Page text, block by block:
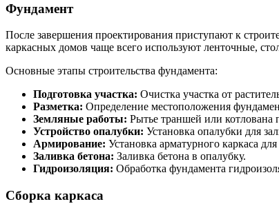
Фундамент
После завершения проектирования приступают к
каркасных домов чаще всего используют ленточные,
Основные этапы строительства фундамента:
Подготовка участка: Очистка участка от
Разметка: Определение местоположения
Земляные работы: Рытье траншей или котлована
Устройство опалубки: Установка опалубки для
Армирование: Установка арматурного каркаса
Заливка бетона: Заливка бетона в опалубку.
Гидроизоляция: Обработка фундамента
Сборка каркаса